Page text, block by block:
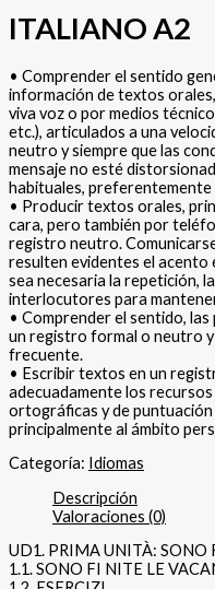
ITALIANO A2
• Comprender el sentido
información de textos
viva voz o por medios
etc.), articulados a una
neutro y siempre que las
mensaje no esté
habituales, preferentemente
• Producir textos orales,
cara, pero también por
registro neutro.
resulten evidentes el acento
sea necesaria la repetición,
interlocutores para
• Comprender el sentido,
un registro formal o neutro
frecuente.
• Escribir textos en un
adecuadamente los
ortográficas y de
principalmente al ámbito
Categoría: Idiomas
Descripción
Valoraciones (0)
UD1. PRIMA UNITÀ: SONO
1.1. SONO FI NITE LE